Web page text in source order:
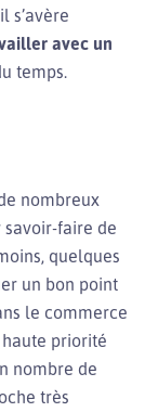
s’avère
avec un
temps.
nombreux
faire de
quelques
un bon point
le commerce
priorité
nombre de
très